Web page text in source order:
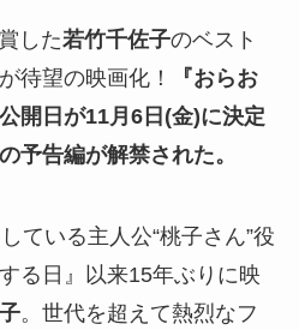
した若竹千佐子のベスト
待望の映画化！
『おらお
開日が11月6日(金)に決定
予告編が解禁された。
ている主人公“桃子さん”役
る日』以来15年ぶりに映
。世代を超えて熱烈なフ